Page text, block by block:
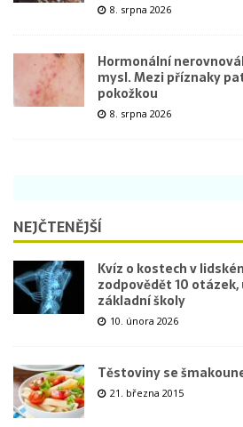
8. srpna 2026
Hormonální
mysl. Mezi příznaky
pokožkou
8. srpna 2026
NEJČTENĚJŠÍ
Kvíz o kostech v
zodpovědět 10 otázek,
základní školy
10. února 2026
Těstoviny se
21. března 2015